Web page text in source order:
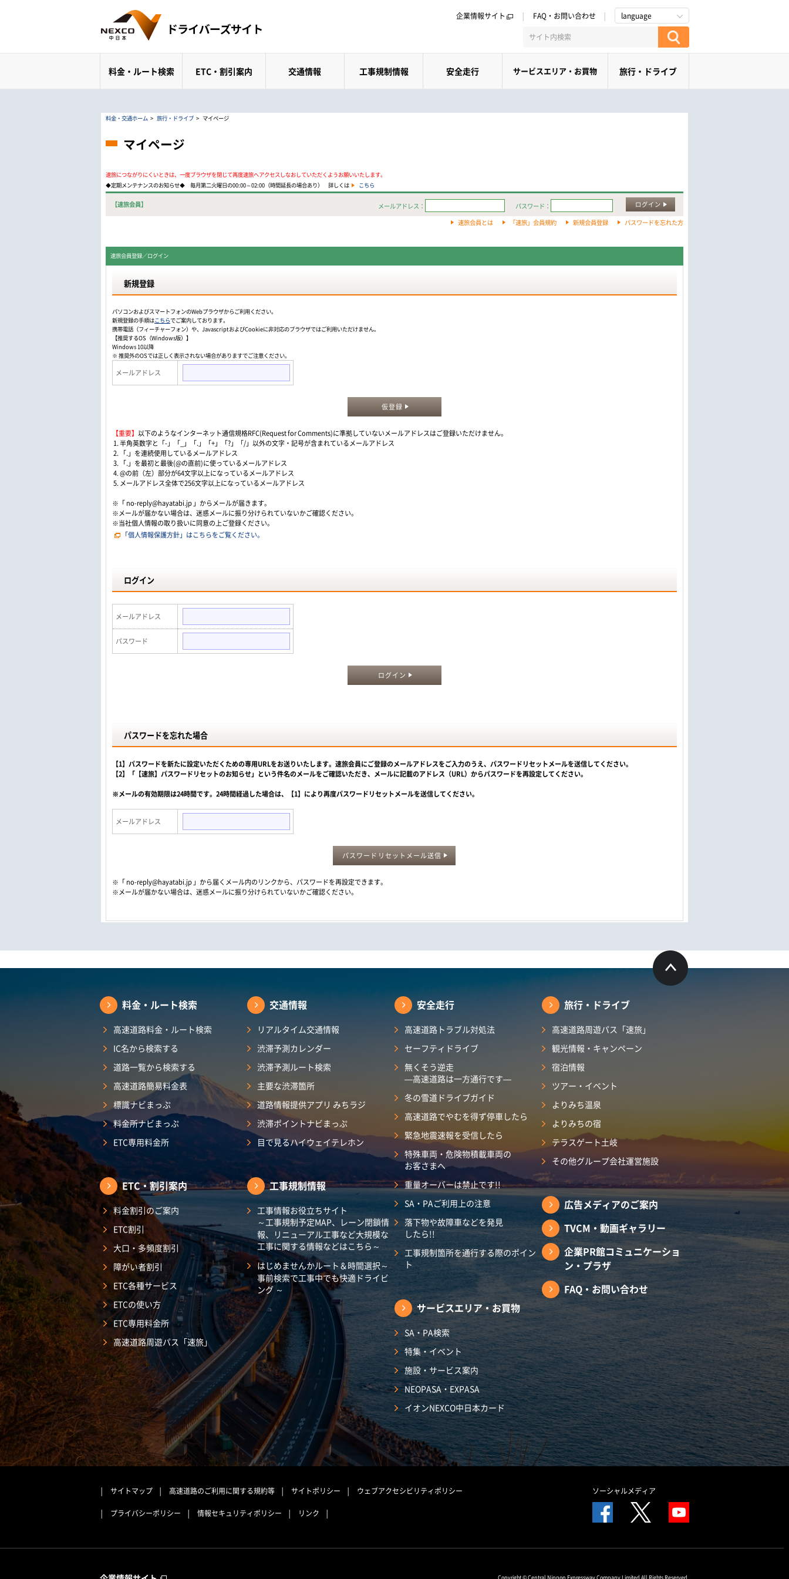
企業情報サイト FAQ・お問い合わせ language
料金・ルート検索 ETC・割引案内 交通情報 工事規制情報 安全走行 サービスエリア・お買物 旅行・ドライブ
料金・交通ホーム > 旅行・ドライブ > マイページ
マイページ
速旅につながりにくいときは、一度ブラウザを閉じて再度速旅へアクセスしなおしていただくようお願いいたします。
◆定期メンテナンスのお知らせ◆ 毎月第二火曜日の00:00～02:00（時間延長の場合あり） 詳しくは
こちら
【速旅会員】 メールアドレス： パスワード： ログイン
速旅会員とは 「速旅」会員規約 新規会員登録 パスワードを忘れた方
速旅会員登録／ログイン
新規登録
パソコンおよびスマートフォンのWebプラウザからご利用ください。
新規登録の手順はこちらでご案内しております。
携帯電話（フィーチャーフォン）や、JavascriptおよびCookieに非対応のブラウザではご利用いただけません。
【推奨するOS（Windows版）】
Windows 10以降
※ 推奨外のOSでは正しく表示されない場合がありますでご注意ください。
メールアドレス
仮登録
【重要】 以下のようなインターネット通信規格RFC(Request for Comments)に準拠していないメールアドレスはご登録いただけません。
1. 半角英数字と「-」「_」「.」「+」「?」「/」以外の文字・記号が含まれているメールアドレス
2. 「.」を連続使用しているメールアドレス
3. 「.」を最初と最後(@の直前)に使っているメールアドレス
4. @の前（左）部分が64文字以上になっているメールアドレス
5. メールアドレス全体で256文字以上になっているメールアドレス
※「 no-reply@hayatabi.jp 」からメールが届きます。
※メールが届かない場合は、迷惑メールに振り分けられていないかご確認ください。
※当社個人情報の取り扱いに同意の上ご登録ください。
「個人情報保護方針」はこちらをご覧ください。
ログイン
メールアドレス
パスワード
ログイン
パスワードを忘れた場合
【1】パスワードを新たに設定いただくための専用URLをお送りいたします。速旅会員にご登録のメールアドレスをご入力のうえ、パスワードリセットメールを送信してください。
【2】「【速旅】パスワードリセットのお知らせ」という件名のメールをご確認いただき、メールに記載のアドレス（URL）からパスワードを再設定してください。
※メールの有効期限は24時間です。24時間経過した場合は、【1】により再度パスワードリセットメールを送信してください。
メールアドレス
パスワードリセットメール送信
※「 no-reply@hayatabi.jp 」から届くメール内のリンクから、パスワードを再設定できます。
※メールが届かない場合は、迷惑メールに振り分けられていないかご確認ください。
料金・ルート検索
高速道路料金・ルート検索
IC名から検索する
道路一覧から検索する
高速道路簡易料金表
標識ナビまっぷ
料金所ナビまっぷ
ETC専用料金所
ETC・割引案内
料金割引のご案内
ETC割引
大口・多頻度割引
障がい者割引
ETC各種サービス
ETCの使い方
ETC専用料金所
高速道路周遊パス「速旅」
交通情報
リアルタイム交通情報
渋滞予測カレンダー​
渋滞予測ルート検索
主要な渋滞箇所
道路情報提供アプリ みちラジ
渋滞ポイントナビまっぷ
目で見るハイウェイテレホン
工事規制情報
工事情報お役立ちサイト
～工事規制予定MAP、レーン閉鎖情
報、リニューアル工事など大規模な
工事に関する情報などはこちら～
はじめませんかルート＆時間選択～
事前検索で工事中でも快適ドライビ
ング ～
安全走行
高速道路トラブル対処法
セーフティドライブ
無くそう逆走
―高速道路は一方通行です―
冬の雪道ドライブガイド
高速道路でやむを得ず停車したら
緊急地震速報を受信したら
特殊車両・危険物積載車両の
お客さまへ
重量オーバーは禁止です!!
SA・PAご利用上の注意
落下物や故障車などを発見
したら!!
工事規制箇所を通行する際のポイン
ト
サービスエリア・お買物
SA・PA検索
特集・イベント
施設・サービス案内
NEOPASA・EXPASA
イオンNEXCO中日本カード
旅行・ドライブ
高速道路周遊パス「速旅」
観光情報・キャンペーン
宿泊情報
ツアー・イベント
よりみち温泉
よりみちの宿
テラスゲート土岐
その他グループ会社運営施設
広告メディアのご案内
TVCM・動画ギャラリー
企業PR館コミュニケーショ
ン・プラザ
FAQ・お問い合わせ
サイトマップ 高速道路のご利用に関する規約等 サイトポリシー ウェブアクセシビリティポリシー
プライバシーポリシー 情報セキュリティポリシー リンク
ソーシャルメディア